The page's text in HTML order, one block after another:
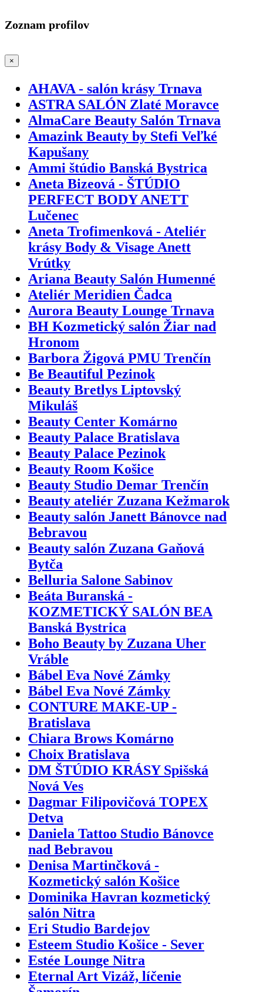
Zoznam profilov
×
AHAVA - salón krásy Trnava
ASTRA SALÓN Zlaté Moravce
AlmaCare Beauty Salón Trnava
Amazink Beauty by Stefi Veľké
Kapušany
Ammi štúdio Banská Bystrica
Aneta Bizeová - ŠTÚDIO
PERFECT BODY ANETT
Lučenec
Aneta Trofimenková - Ateliér
krásy Body & Visage Anett
Vrútky
Ariana Beauty Salón Humenné
Ateliér Meridien Čadca
Aurora Beauty Lounge Trnava
BH Kozmetický salón Žiar nad
Hronom
Barbora Žigová PMU Trenčín
Be Beautiful Pezinok
Beauty Bretlys Liptovský
Mikuláš
Beauty Center Komárno
Beauty Palace Bratislava
Beauty Palace Pezinok
Beauty Room Košice
Beauty Studio Demar Trenčín
Beauty ateliér Zuzana Kežmarok
Beauty salón Janett Bánovce nad
Bebravou
Beauty salón Zuzana Gaňová
Bytča
Belluria Salone Sabinov
Beáta Buranská -
KOZMETICKÝ SALÓN BEA
Banská Bystrica
Boho Beauty by Zuzana Uher
Vráble
Bábel Eva Nové Zámky
Bábel Eva Nové Zámky
CONTURE MAKE-UP -
Bratislava
Chiara Brows Komárno
Choix Bratislava
DM ŠTÚDIO KRÁSY Spišská
Nová Ves
Dagmar Filipovičová TOPEX
Detva
Daniela Tattoo Studio Bánovce
nad Bebravou
Denisa Martinčková -
Kozmetický salón Košice
Dominika Havran kozmetický
salón Nitra
Eri Studio Bardejov
Esteem Studio Košice - Sever
Estée Lounge Nitra
Eternal Art Vizáž, líčenie